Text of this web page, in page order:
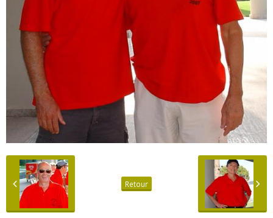
Retour